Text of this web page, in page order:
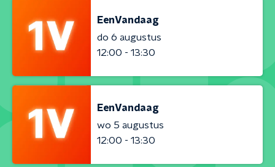
EenVandaag
do 6 augustus
12:00 - 13:30
EenVandaag
wo 5 augustus
12:00 - 13:30